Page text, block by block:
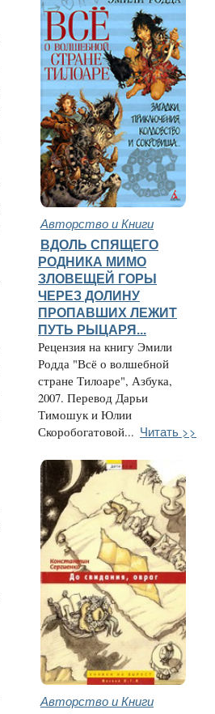
Авторство и Книги
ВДОЛЬ СПЯЩЕГО
РОДНИКА МИМО
ЗЛОВЕЩЕЙ ГОРЫ
ЧЕРЕЗ ДОЛИНУ
ПРОПАВШИХ ЛЕЖИТ
ПУТЬ РЫЦАРЯ...
Рецензия на книгу Эмили
Родда "Всё о волшебной
стране Тилоаре", Азбука,
2007. Перевод Дарьи
Тимошук и Юлии
Скоробогатовой... Читать >>
Авторство и Книги